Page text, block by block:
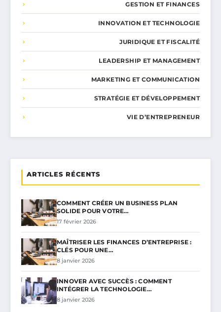
GESTION ET FINANCES
INNOVATION ET TECHNOLOGIE
JURIDIQUE ET FISCALITÉ
LEADERSHIP ET MANAGEMENT
MARKETING ET COMMUNICATION
STRATÉGIE ET DÉVELOPPEMENT
VIE D’ENTREPRENEUR
ARTICLES RÉCENTS
COMMENT CRÉER UN BUSINESS PLAN
SOLIDE POUR VOTRE…
17 février 2026
MAÎTRISER LES FINANCES D’ENTREPRISE :
CLÉS POUR UNE…
8 janvier 2026
INNOVER AVEC SUCCÈS : COMMENT
INTÉGRER LA TECHNOLOGIE…
8 janvier 2026